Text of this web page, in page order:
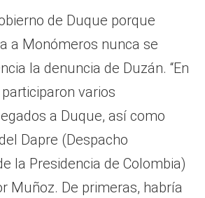
de Duque porque
a Monómeros nunca se
la denuncia de Duzán. “En
varios
a Duque, así como
Dapre (Despacho
la Presidencia de Colombia)
Muñoz. De primeras, habría